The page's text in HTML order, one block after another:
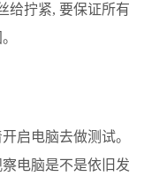
给拧紧, 要保证所有
启电脑去做测试。
电脑是不是依旧发